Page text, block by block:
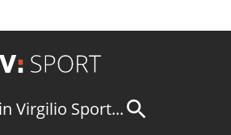
Virgilio Sport...